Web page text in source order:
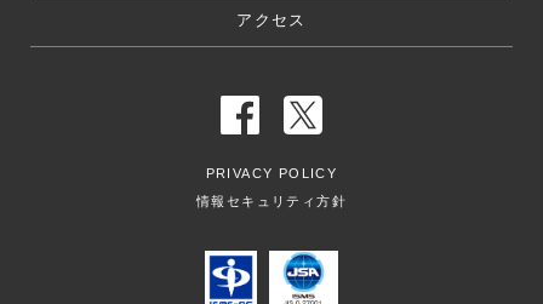
アクセス
PRIVACY POLICY
情報セキュリティ方針